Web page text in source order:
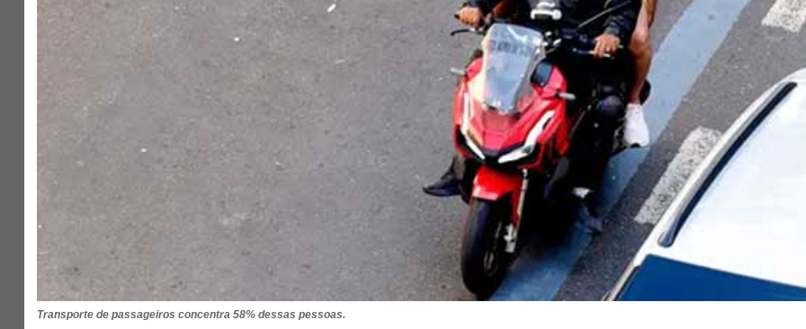
Transporte de passageiros concentra 58% dessas pessoas.